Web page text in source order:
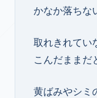
かなか落ちな
取れきれてい
こんだままだ
黄ばみやシミ